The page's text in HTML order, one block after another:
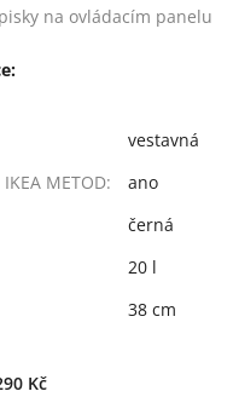
na ovládacím panelu
vestavná
METOD:
ano
černá
20 l
38 cm
Kč